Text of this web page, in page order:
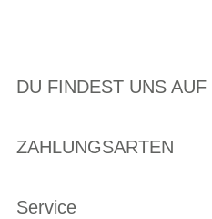
DU FINDEST UNS AUF
ZAHLUNGSARTEN
Service